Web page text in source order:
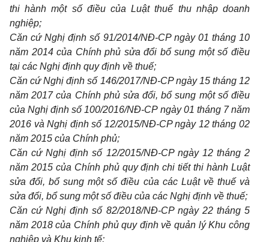
thi hành một số điều của Luật thuế thu nhập doanh
nghiệp;
Căn cứ Nghị định số 91/2014/NĐ-CP ngày 01 tháng 10
năm 2014 của Chính phủ sửa đổi bổ sung một số điều
tại các Nghị định quy định về thuế;
Căn cứ Nghị định số 146/2017/NĐ-CP ngày 15 tháng 12
năm 2017 của Chính phủ sửa đổi, bổ sung một số điều
của Nghị định số 100/2016/NĐ-CP ngày 01 tháng 7 năm
2016 và Nghị định số 12/2015/NĐ-CP ngày 12 tháng 02
năm 2015 của Chính phủ;
Căn cứ Nghị định số 12/2015/NĐ-CP ngày 12 tháng 2
năm 2015 của Chính phủ quy định chi tiết thi hành Luật
sửa đổi, bổ sung một số điều của các Luật về thuế và
sửa đổi, bổ sung một số điều của các Nghị định về thuế;
Căn cứ Nghị định số 82/2018/NĐ-CP ngày 22 tháng 5
năm 2018 của Chính phủ quy định về quản lý Khu công
nghiệp và Khu kinh tế;